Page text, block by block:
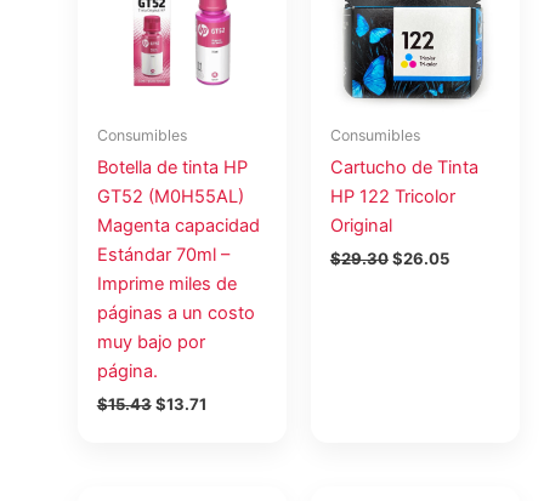
Consumibles
Botella de tinta HP
GT52 (M0H55AL)
Magenta capacidad
Estándar 70ml –
Imprime miles de
páginas a un costo
muy bajo por
página.
$15.43
$15.43.
$13.71
$13.71.
Consumibles
Cartucho de Tinta
HP 122 Tricolor
Original
$29.30
$29.30.
$26.05
$26.05.